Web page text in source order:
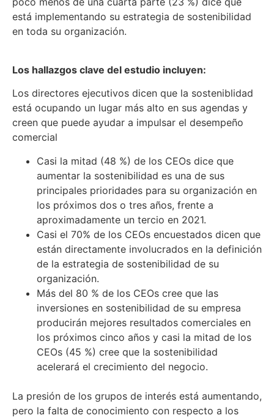
está implementando su estrategia de sostenibilidad
en toda su organización.
Los hallazgos clave del estudio incluyen:
Los directores ejecutivos dicen que la sosteniblidad
está ocupando un lugar más alto en sus agendas y
creen que puede ayudar a impulsar el desempeño
comercial
Casi la mitad (48 %) de los CEOs dice que
aumentar la sostenibilidad es una de sus
principales prioridades para su organización en
los próximos dos o tres años, frente a
aproximadamente un tercio en 2021.
Casi el 70% de los CEOs encuestados dicen que
están directamente involucrados en la definición
de la estrategia de sostenibilidad de su
organización.
Más del 80 % de los CEOs cree que las
inversiones en sostenibilidad de su empresa
producirán mejores resultados comerciales en
los próximos cinco años y casi la mitad de los
CEOs (45 %) cree que la sostenibilidad
acelerará el crecimiento del negocio.
La presión de los grupos de interés está aumentando,
pero la falta de conocimiento con respecto a los